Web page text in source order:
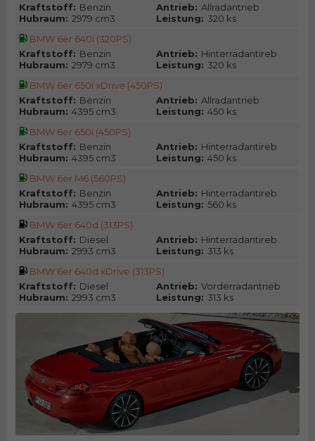
Kraftstoff: Benzin Antrieb: Allradantrieb
Hubraum: 2979 cm3 Leistung: 320 ks
BMW 6er 640i (320PS)
Kraftstoff: Benzin Antrieb: Hinterradantireb
Hubraum: 2979 cm3 Leistung: 320 ks
BMW 6er 650i xDrive (450PS)
Kraftstoff: Benzin Antrieb: Allradantrieb
Hubraum: 4395 cm3 Leistung: 450 ks
BMW 6er 650i (450PS)
Kraftstoff: Benzin Antrieb: Hinterradantireb
Hubraum: 4395 cm3 Leistung: 450 ks
BMW 6er M6 (560PS)
Kraftstoff: Benzin Antrieb: Hinterradantireb
Hubraum: 4395 cm3 Leistung: 560 ks
BMW 6er 640d (313PS)
Kraftstoff: Diesel Antrieb: Hinterradantireb
Hubraum: 2993 cm3 Leistung: 313 ks
BMW 6er 640d xDrive (313PS)
Kraftstoff: Diesel Antrieb: Vorderradantrieb
Hubraum: 2993 cm3 Leistung: 313 ks